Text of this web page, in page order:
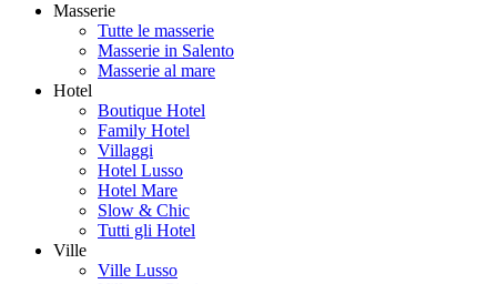
Masserie
Tutte le masserie
Masserie in Salento
Masserie al mare
Hotel
Boutique Hotel
Family Hotel
Villaggi
Hotel Lusso
Hotel Mare
Slow & Chic
Tutti gli Hotel
Ville
Ville Lusso